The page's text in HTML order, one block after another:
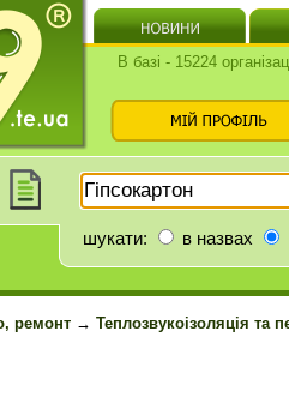
В базі - 15224
шукати: в назвах
ремонт → Теплозвукоізоляція та